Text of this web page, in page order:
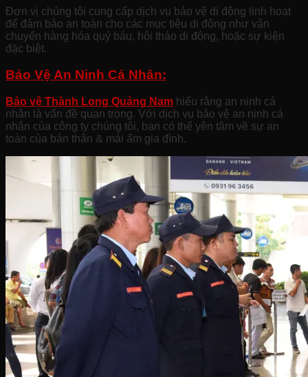
Đơn vị chúng tôi cung cấp dịch vụ bảo vệ di động linh hoạt
để đảm bảo an toàn cho các mục tiêu di động như vận
chuyển hàng hóa quý báu, hội thảo di động, hoặc sự kiện
đặc biệt.
Bảo Vệ An Ninh Cá Nhân:
Bảo vệ Thành Long Quảng Nam hiểu rằng an ninh cá
nhân là vấn đề quan trọng. Với dịch vụ bảo vệ an ninh cá
nhân của công ty chúng tôi, bạn có thể yên tâm về sự an
toàn của bản thân & mái ấm gia đình.